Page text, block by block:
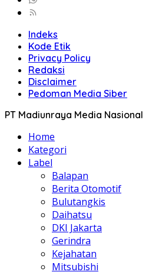
Indeks
Kode Etik
Privacy Policy
Redaksi
Disclaimer
Pedoman Media Siber
PT Madiunraya Media Nasional
Home
Kategori
Label
Balapan
Berita Otomotif
Bulutangkis
Daihatsu
DKI Jakarta
Gerindra
Kejahatan
Mitsubishi